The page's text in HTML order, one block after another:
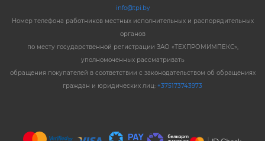
info@tpi.by
Номер телефона работников местных исполнительных и распорядительных
органов
по месту государственной регистрации ЗАО «ТЕХПРОМИМПЕКС»,
уполномоченных рассматривать
обращения покупателей в соответствии с законодательством об обращениях
граждан и юридических лиц: +375173743973